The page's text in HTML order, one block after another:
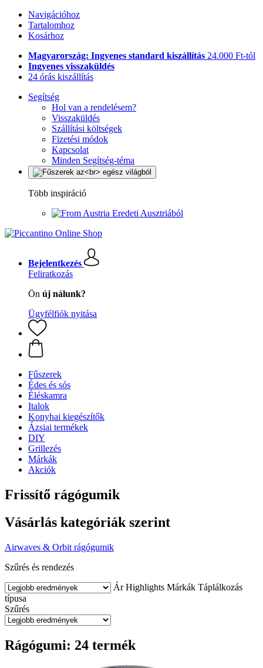
Navigációhoz
Tartalomhoz
Kosárhoz
Magyarország: Ingyenes standard kiszállítás 24.000 Ft-tól
Ingyenes visszaküldés
24 órás kiszállítás
Segítség
Hol van a rendelésem?
Visszaküldés
Szállítási költségek
Fizetési módok
Kapcsolat
Minden Segítség-téma
Több inspiráció
Eredeti Ausztriából
Bejelentkezés
Feliratkozás
Ön új nálunk?
Ügyfélfiók nyitása
Fűszerek
Édes és sós
Éléskamra
Italok
Konyhai kiegészítők
Ázsiai termékek
DIY
Grillezés
Márkák
Akciók
Frissítő rágógumik
Vásárlás kategóriák szerint
Airwaves & Orbit rágógumik
Szűrés és rendezés
Ár Highlights Márkák Táplálkozás
típusa
Szűrés
Rágógumi: 24 termék